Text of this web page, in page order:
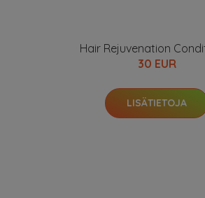
Hair Rejuvenation
30 EUR
LISÄTIETOJA